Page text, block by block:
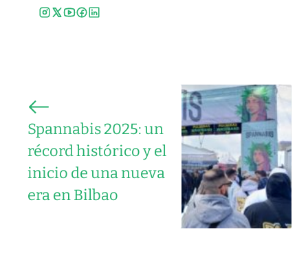
Spannabis 2025: un
récord histórico y el
inicio de una nueva
era en Bilbao